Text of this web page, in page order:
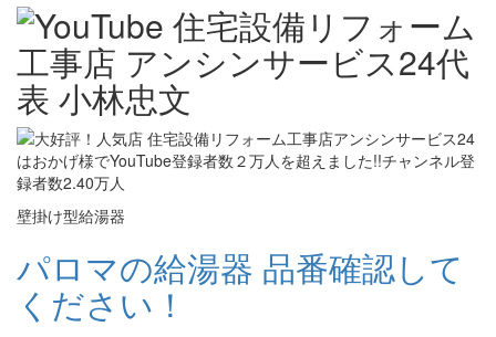
壁掛け型給湯器
パロマの給湯器 品番確認して
ください！